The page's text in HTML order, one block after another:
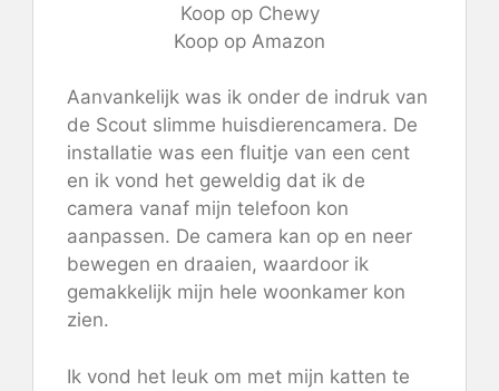
Koop op Chewy
Koop op Amazon
Aanvankelijk was ik onder de indruk van
de Scout slimme huisdierencamera. De
installatie was een fluitje van een cent
en ik vond het geweldig dat ik de
camera vanaf mijn telefoon kon
aanpassen. De camera kan op en neer
bewegen en draaien, waardoor ik
gemakkelijk mijn hele woonkamer kon
zien.
Ik vond het leuk om met mijn katten te